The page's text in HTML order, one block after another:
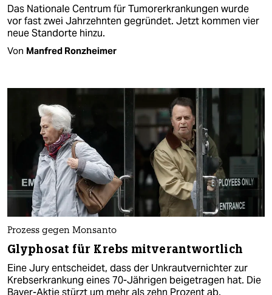
Das Nationale Centrum für Tumorerkrankungen wurde
vor fast zwei Jahrzehnten gegründet. Jetzt kommen vier
neue Standorte hinzu.
Von Manfred Ronzheimer
Prozess gegen Monsanto
Glyphosat für Krebs mitverantwortlich
Eine Jury entscheidet, dass der Unkrautvernichter zur
Krebserkrankung eines 70-Jährigen beigetragen hat. Die
Bayer-Aktie stürzt um mehr als zehn Prozent ab.